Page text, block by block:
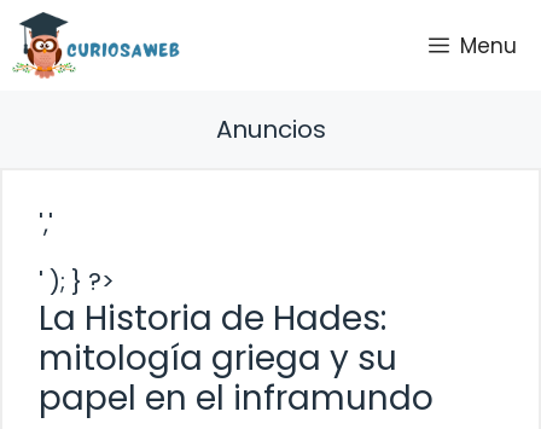
Saltar
contenido
Menu
Anuncios
','
' ); } ?>
La Historia de Hades:
mitología griega y su
papel en el inframundo